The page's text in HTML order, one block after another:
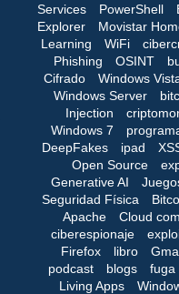
Services
PowerShell
Explorer
Movistar
Learning
WiFi
Phishing
OSINT
Cifrado
Windows
Windows Server
Injection
Windows 7
DeepFakes
ipad
Open Source
Generative AI
Seguridad Física
Apache
Cloud
ciberespionaje
Firefox
libro
podcast
blogs fuga
Living Apps